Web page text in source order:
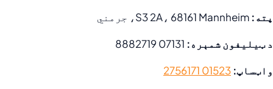
پته:
د ټیلیفون شمېره:
واټساپ: 01523 2756171